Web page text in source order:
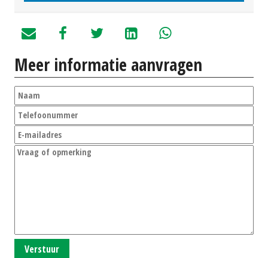
Meer informatie aanvragen
Verstuur